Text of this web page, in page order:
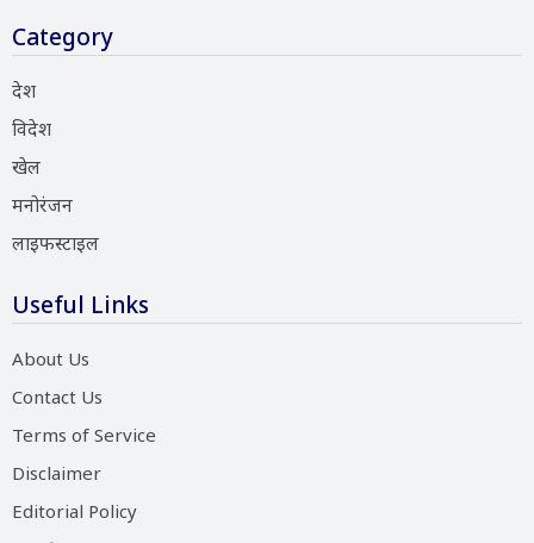
Category
देश
विदेश
खेल
मनोरंजन
लाइफस्टाइल
Useful Links
About Us
Contact Us
Terms of Service
Disclaimer
Editorial Policy